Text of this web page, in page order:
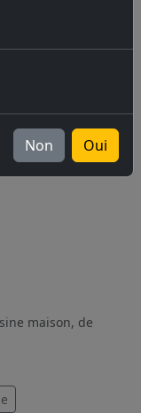
Non Oui
maison, de